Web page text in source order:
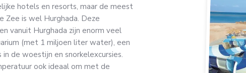
hotels en resorts, maar de meest
Zee is wel Hurghada. Deze
vanuit Hurghada zijn enorm veel
(met 1 miljoen liter water), een
de woestijn en snorkelexcursies.
ook ideaal om met de